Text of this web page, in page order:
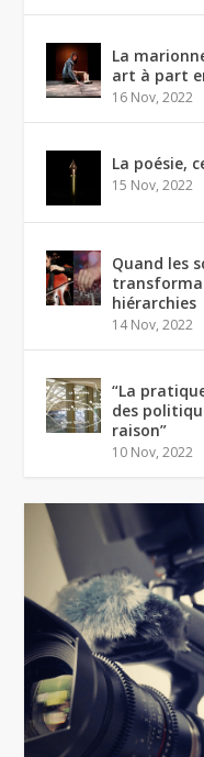
La
art à part
16 Nov, 2022
La poésie,
15 Nov, 2022
Quand les
hiérarchies
14 Nov, 2022
“La
des
raison”
10 Nov, 2022